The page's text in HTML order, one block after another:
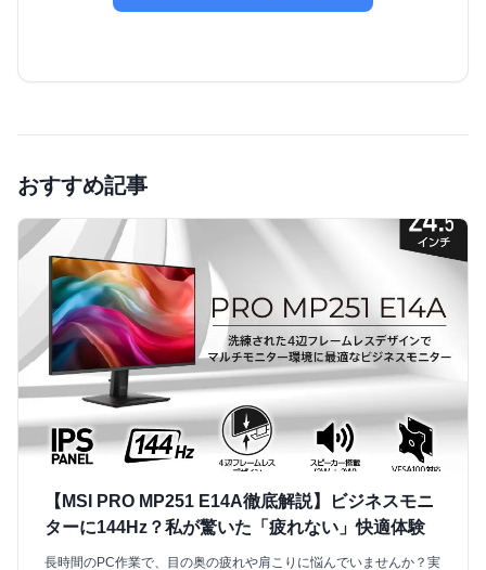
おすすめ記事
【MSI PRO MP251 E14A徹底解説】ビジネスモニ
ターに144Hz？私が驚いた「疲れない」快適体験
長時間のPC作業で、目の奥の疲れや肩こりに悩んでいませんか？実